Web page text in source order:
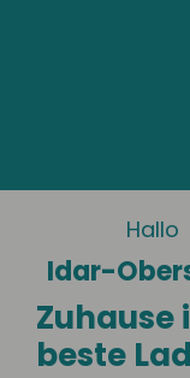
Hallo
Idar-
Zuhause
beste